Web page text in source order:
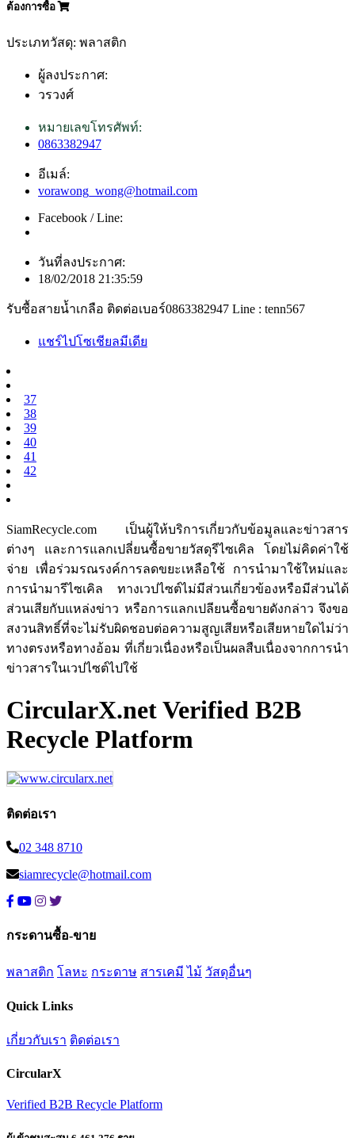
ต้องการซื้อ
ประเภทวัสดุ: พลาสติก
ผู้ลงประกาศ:
วรวงศ์
หมายเลขโทรศัพท์:
0863382947
อีเมล์:
vorawong_wong@hotmail.com
Facebook / Line:
วันที่ลงประกาศ:
18/02/2018 21:35:59
รับซื้อสายน้ำเกลือ ติดต่อเบอร์0863382947 Line : tenn567
แชร์ไปโซเชียลมีเดีย
37
38
39
40
41
42
SiamRecycle.com เป็นผู้ให้บริการเกี่ยวกับข้อมูลและข่าวสาร
ต่างๆ และการแลกเปลี่ยนซื้อขายวัสดุรีไซเคิล โดยไม่คิดค่าใช้
จ่าย เพื่อร่วมรณรงค์การลดขยะเหลือใช้ การนำมาใช้ใหม่และ
การนำมารีไซเคิล ทางเวปไซต์ไม่มีส่วนเกี่ยวข้องหรือมีส่วนได้
ส่วนเสียกับแหล่งข่าว หรือการแลกเปลียนซื้อขายดังกล่าว จึงขอ
สงวนสิทธิ์ที่จะไม่รับผิดชอบต่อความสูญเสียหรือเสียหายใดไม่ว่า
ทางตรงหรือทางอ้อม ที่เกี่ยวเนื่องหรือเป็นผลสืบเนื่องจากการนำ
ข่าวสารในเวปไซต์ไปใช้
CircularX.net Verified B2B
Recycle Platform
ติดต่อเรา
02 348 8710
siamrecycle@hotmail.com
กระดานซื้อ-ขาย
พลาสติก โลหะ กระดาษ สารเคมี ไม้ วัสดุอื่นๆ
Quick Links
เกี่ยวกับเรา ติดต่อเรา
CircularX
Verified B2B Recycle Platform